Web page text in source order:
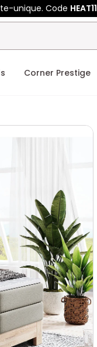
unique. CodeHEAT11
Corner Prestige